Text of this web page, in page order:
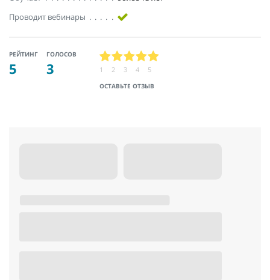
Проводит вебинары
РЕЙТИНГ
5
ГОЛОСОВ
3
ОСТАВЬТЕ ОТЗЫВ
1 2 3 4 5